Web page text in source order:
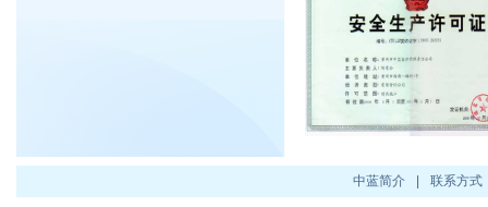
中蓝简介 联系方式